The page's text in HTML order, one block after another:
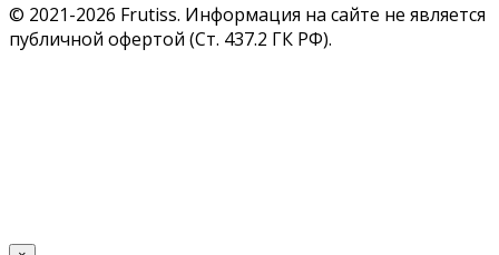
© 2021-2026 Frutiss. Информация на сайте не является
публичной офертой (Ст. 437.2 ГК РФ).